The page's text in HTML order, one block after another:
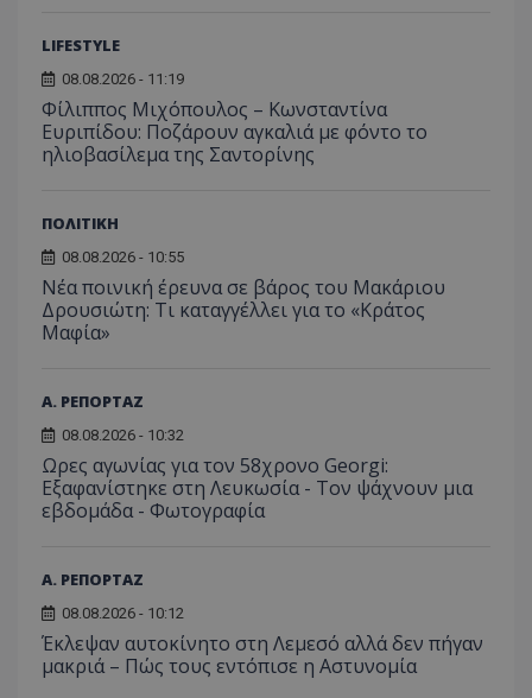
LIFESTYLE
08.08.2026 - 11:19
Φίλιππος Μιχόπουλος – Κωνσταντίνα
Ευριπίδου: Ποζάρουν αγκαλιά με φόντο το
ηλιοβασίλεμα της Σαντορίνης
ΠΟΛΙΤΙΚΗ
08.08.2026 - 10:55
Νέα ποινική έρευνα σε βάρος του Μακάριου
Δρουσιώτη: Τι καταγγέλλει για το «Κράτος
Μαφία»
Α. ΡΕΠΟΡΤΑΖ
08.08.2026 - 10:32
Ωρες αγωνίας για τον 58χρονο Georgi:
Εξαφανίστηκε στη Λευκωσία - Toν ψάχνουν μια
εβδομάδα - Φωτογραφία
Α. ΡΕΠΟΡΤΑΖ
08.08.2026 - 10:12
Έκλεψαν αυτοκίνητο στη Λεμεσό αλλά δεν πήγαν
μακριά – Πώς τους εντόπισε η Αστυνομία